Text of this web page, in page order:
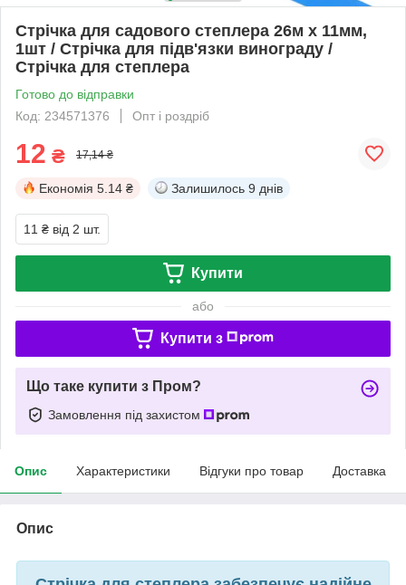
Стрічка для садового степлера 26м х 11мм,
1шт / Стрічка для підв'язки винограду /
Стрічка для степлера
Готово до відправки
Код: 234571376
Опт і роздріб
12 ₴ 17,14 ₴
Економія 5.14 ₴ Залишилось 9 днів
11 ₴ від 2 шт.
Купити
або
Купити з
Що таке купити з Пром?
Замовлення під захистом
Опис Характеристики Відгуки про товар Доставка
Опис